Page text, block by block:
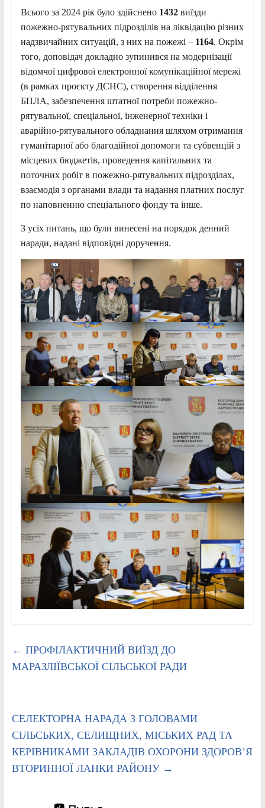
Всього за 2024 рік було здійснено 1432 виїзди
пожежно-рятувальних підрозділів на ліквідацію різних
надзвичайних ситуацій, з них на пожежі – 1164. Окрім
того, доповідач докладно зупинився на модернізації
відомчої цифрової електронної комунікаційної мережі
(в рамках проєкту ДСНС), створення відділення
БПЛА, забезпечення штатної потреби пожежно-
рятувальної, спеціальної, інженерної техніки і
аварійно-рятувального обладнання шляхом отримання
гуманітарної або благодійної допомоги та субвенцій з
місцевих бюджетів, проведення капітальних та
поточних робіт в пожежно-рятувальних підрозділах,
взаємодія з органами влади та надання платних послуг
по наповненню спеціального фонду та інше.
З усіх питань, що були винесені на порядок денний
наради, надані відповідні доручення.
← ПРОФІЛАКТИЧНИЙ ВИЇЗД ДО
МАРАЗЛІЇВСЬКОЇ СІЛЬСЬКОЇ РАДИ
СЕЛЕКТОРНА НАРАДА З ГОЛОВАМИ
СІЛЬСЬКИХ, СЕЛИЩНИХ, МІСЬКИХ РАД ТА
КЕРІВНИКАМИ ЗАКЛАДІВ ОХОРОНИ ЗДОРОВ’Я
ВТОРИННОЇ ЛАНКИ РАЙОНУ →